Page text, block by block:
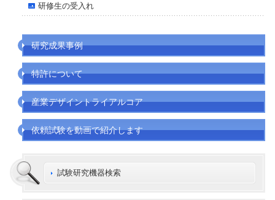
研修生の受入れ
研究成果事例
特許について
産業デザイントライアルコア
依頼試験を動画で紹介します
試験研究機器検索